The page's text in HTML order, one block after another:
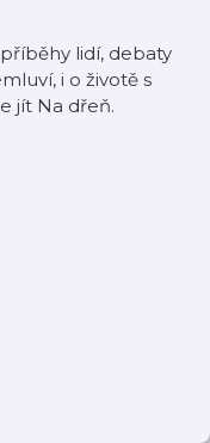
lidí, debaty
i o životě s
jít Na dřeň.